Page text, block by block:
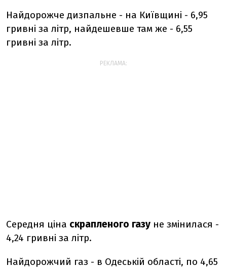
Найдорожче дизпальне - на Київщині - 6,95
гривні за літр, найдешевше там же - 6,55
гривні за літр.
РЕКЛАМА:
Середня ціна скрапленого газу не змінилася -
4,24 гривні за літр.
Найдорожчий газ - в Одеській області, по 4,65